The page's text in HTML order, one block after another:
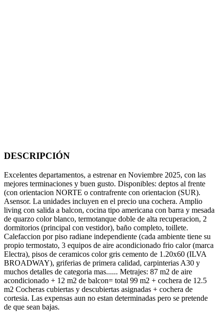
DESCRIPCIÓN
Excelentes departamentos, a estrenar en Noviembre 2025, con las
mejores terminaciones y buen gusto. Disponibles: deptos al frente
(con orientacion NORTE o contrafrente con orientacion (SUR).
Asensor. La unidades incluyen en el precio una cochera. Amplio
living con salida a balcon, cocina tipo americana con barra y mesada
de quarzo color blanco, termotanque doble de alta recuperacion, 2
dormitorios (principal con vestidor), baño completo, toillete.
Calefaccion por piso radiane independiente (cada ambiente tiene su
propio termostato, 3 equipos de aire acondicionado frio calor (marca
Electra), pisos de ceramicos color gris cemento de 1.20x60 (ILVA
BROADWAY), griferias de primera calidad, carpinterias A30 y
muchos detalles de categoria mas...... Metrajes: 87 m2 de aire
acondicionado + 12 m2 de balcon= total 99 m2 + cochera de 12.5
m2 Cocheras cubiertas y descubiertas asignadas + cochera de
cortesia. Las expensas aun no estan determinadas pero se pretende
de que sean bajas.